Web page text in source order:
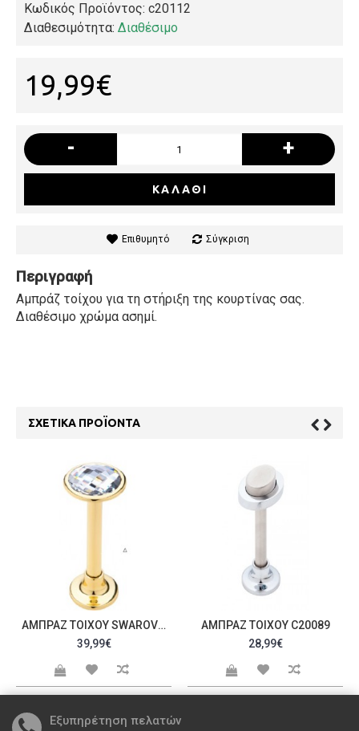
Κωδικός Προϊόντος: c20112
Διαθεσιμότητα: Διαθέσιμο
19,99€
- +
ΚΑΛΆΘΙ
Επιθυμητό Σύγκριση
Περιγραφή
Αμπράζ τοίχου για τη στήριξη της κουρτίνας σας.
Διαθέσιμo χρώμα ασημί.
ΣΧΕΤΙΚΆ ΠΡΟΪΌΝΤΑ
ΑΜΠΡΆΖ ΤΟΊΧΟΥ SWAROVSKI C20061
39,99€
ΑΜΠΡΆΖ ΤΟΊΧΟΥ C20089
28,99€
Εξυπηρέτηση πελατών